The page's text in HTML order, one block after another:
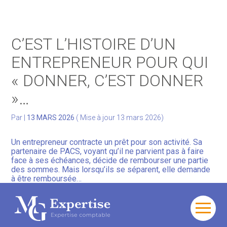
Aller
Gérer votre patrimoine
Facturation Électronique
C’EST L’HISTOIRE D’UN
ENTREPRENEUR POUR QUI
« DONNER, C’EST DONNER
»…
Par 13 MARS 2026 ( Mise à jour 13 mars 2026)
Un entrepreneur contracte un prêt pour son activité. Sa
partenaire de PACS, voyant qu’il ne parvient pas à faire
face à ses échéances, décide de rembourser une partie
des sommes. Mais lorsqu’ils se séparent, elle demande
à être remboursée…
Selon elle, le fait qu’elle l’ait libéré de sa dette en payant
entraine « automatiquement » l’obligation pour lui de la
rembourser. Mais pas pour l’entrepreneur qui conteste :
ce principe ne vaut que lorsque la personne qui